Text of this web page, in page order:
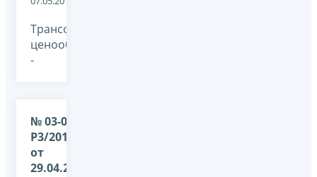
Трансфертное
ценообразование,
-
№ 03-01-
Р3/20100
от
29.04.2014